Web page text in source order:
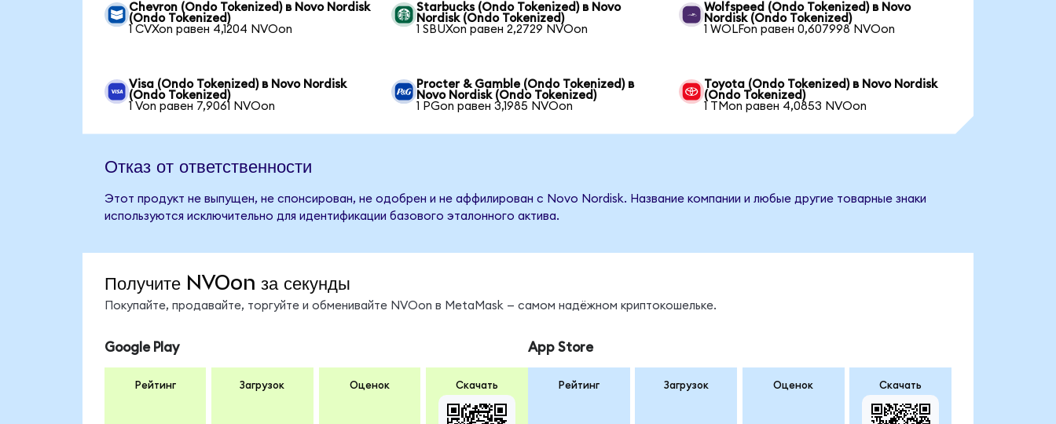
Chevron (Ondo Tokenized) в Novo Nordisk
(Ondo Tokenized)
1 CVXon равен 4,1204 NVOon
Starbucks (Ondo Tokenized) в Novo
Nordisk (Ondo Tokenized)
1 SBUXon равен 2,2729 NVOon
Wolfspeed (Ondo Tokenized) в Novo
Nordisk (Ondo Tokenized)
1 WOLFon равен 0,607998 NVOon
Visa (Ondo Tokenized) в Novo Nordisk
(Ondo Tokenized)
1 Von равен 7,9061 NVOon
Procter & Gamble (Ondo Tokenized) в
Novo Nordisk (Ondo Tokenized)
1 PGon равен 3,1985 NVOon
Toyota (Ondo Tokenized) в Novo Nordisk
(Ondo Tokenized)
1 TMon равен 4,0853 NVOon
Отказ от ответственности
Этот продукт не выпущен, не спонсирован, не одобрен и не аффилирован с Novo Nordisk. Название компании и любые другие товарные знаки
используются исключительно для идентификации базового эталонного актива.
Получите NVOon за секунды
Покупайте, продавайте, торгуйте и обменивайте NVOon в MetaMask — самом надёжном криптокошельке.
Google Play
Рейтинг Загрузок Оценок Скачать
App Store
Рейтинг Загрузок Оценок Скачать